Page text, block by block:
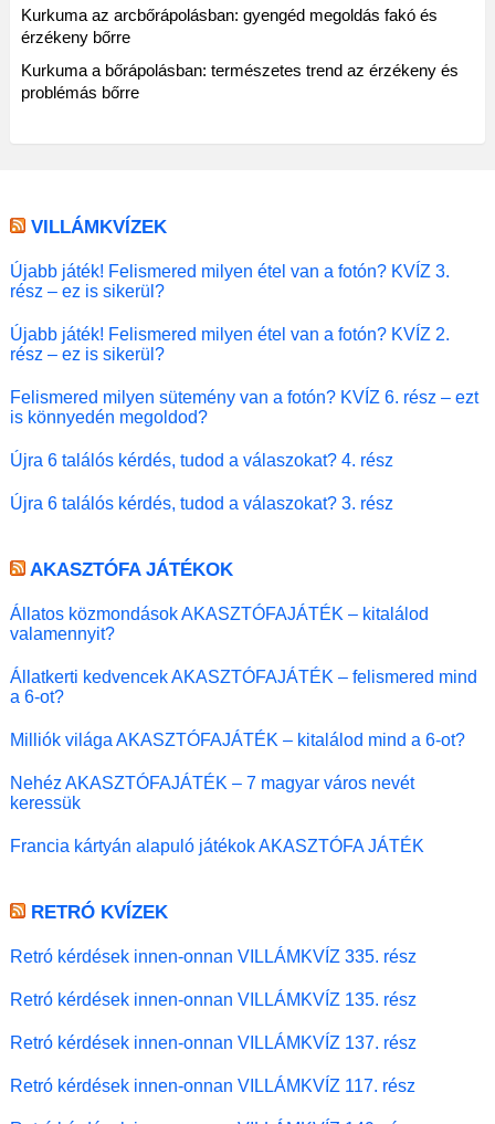
Kurkuma az arcbőrápolásban: gyengéd megoldás fakó és
érzékeny bőrre
Kurkuma a bőrápolásban: természetes trend az érzékeny és
problémás bőrre
VILLÁMKVÍZEK
Újabb játék! Felismered milyen étel van a fotón? KVÍZ 3.
rész – ez is sikerül?
Újabb játék! Felismered milyen étel van a fotón? KVÍZ 2.
rész – ez is sikerül?
Felismered milyen sütemény van a fotón? KVÍZ 6. rész – ezt
is könnyedén megoldod?
Újra 6 találós kérdés, tudod a válaszokat? 4. rész
Újra 6 találós kérdés, tudod a válaszokat? 3. rész
AKASZTÓFA JÁTÉKOK
Állatos közmondások AKASZTÓFAJÁTÉK – kitalálod
valamennyit?
Állatkerti kedvencek AKASZTÓFAJÁTÉK – felismered mind
a 6-ot?
Milliók világa AKASZTÓFAJÁTÉK – kitalálod mind a 6-ot?
Nehéz AKASZTÓFAJÁTÉK – 7 magyar város nevét
keressük
Francia kártyán alapuló játékok AKASZTÓFA JÁTÉK
RETRÓ KVÍZEK
Retró kérdések innen-onnan VILLÁMKVÍZ 335. rész
Retró kérdések innen-onnan VILLÁMKVÍZ 135. rész
Retró kérdések innen-onnan VILLÁMKVÍZ 137. rész
Retró kérdések innen-onnan VILLÁMKVÍZ 117. rész